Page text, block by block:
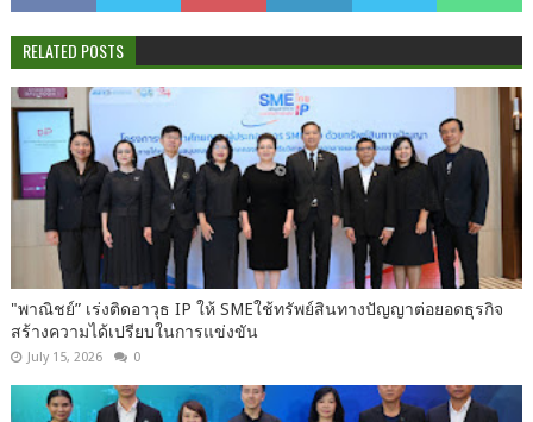
RELATED POSTS
"พาณิชย์” เร่งติดอาวุธ IP ให้ SMEใช้ทรัพย์สินทางปัญญาต่อยอดธุรกิจ
สร้างความได้เปรียบในการแข่งขัน
July 15, 2026 0